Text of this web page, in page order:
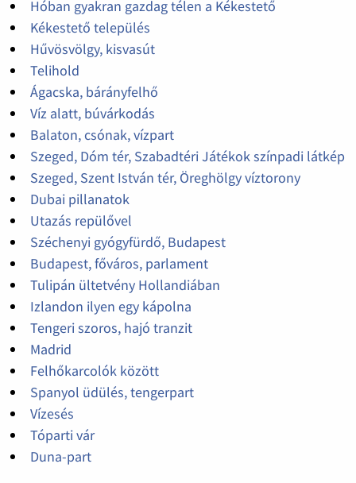
Hóban gyakran gazdag télen a Kékestető
Kékestető település
Hűvösvölgy, kisvasút
Telihold
Ágacska, bárányfelhő
Víz alatt, búvárkodás
Balaton, csónak, vízpart
Szeged, Dóm tér, Szabadtéri Játékok színpadi látkép
Szeged, Szent István tér, Öreghölgy víztorony
Dubai pillanatok
Utazás repülővel
Széchenyi gyógyfürdő, Budapest
Budapest, főváros, parlament
Tulipán ültetvény Hollandiában
Izlandon ilyen egy kápolna
Tengeri szoros, hajó tranzit
Madrid
Felhőkarcolók között
Spanyol üdülés, tengerpart
Vízesés
Tóparti vár
Duna-part